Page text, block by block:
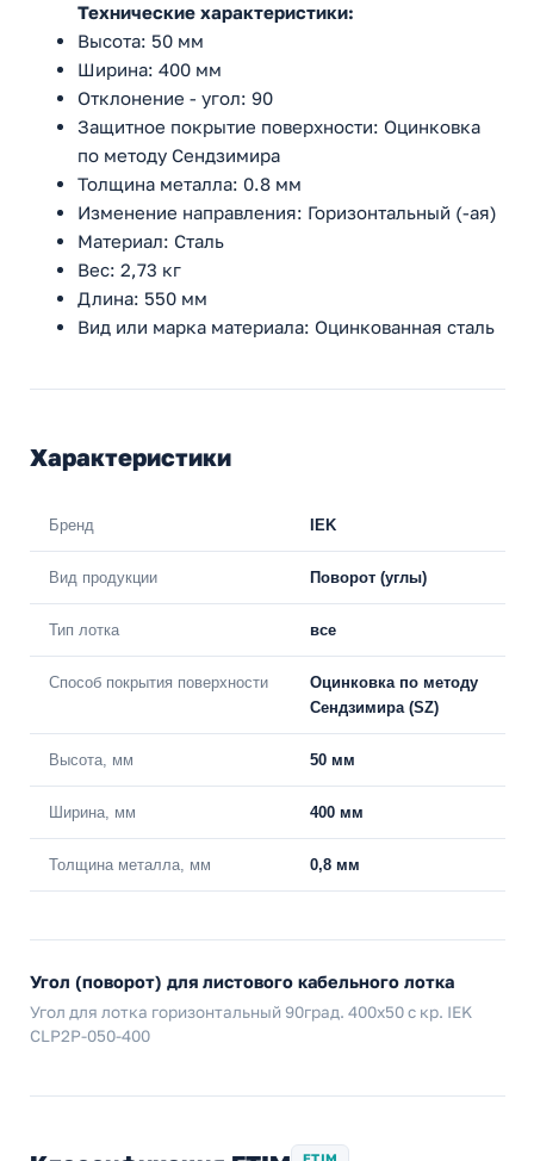
Технические характеристики:
Высота: 50 мм
Ширина: 400 мм
Отклонение - угол: 90
Защитное покрытие поверхности: Оцинковка
по методу Сендзимира
Толщина металла: 0.8 мм
Изменение направления: Горизонтальный (-ая)
Материал: Сталь
Вес: 2,73 кг
Длина: 550 мм
Вид или марка материала: Оцинкованная сталь
Характеристики
Бренд IEK
Вид продукции Поворот (углы)
Тип лотка все
Способ покрытия поверхности
Оцинковка по методу
Сендзимира (SZ)
Высота, мм 50 мм
Ширина, мм 400 мм
Толщина металла, мм 0,8 мм
Угол (поворот) для листового кабельного лотка
Угол для лотка горизонтальный 90град. 400х50 с кр. IEK
CLP2P-050-400
ETIM